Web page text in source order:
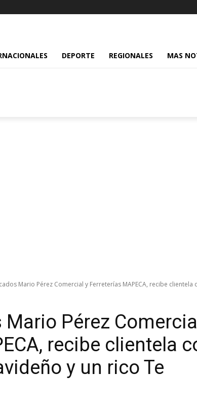
DEPORTE REGIONALES MAS
Mario Pérez Comercial y Ferreterías MAPECA, recibe clientela
Pérez
recibe clientela
y un rico Te